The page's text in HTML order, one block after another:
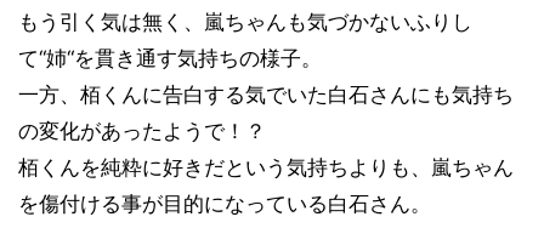
もう引く気は無く、嵐ちゃんも気づかないふりし
て“姉“を貫き通す気持ちの様子。
一方、栢くんに告白する気でいた白石さんにも気持ち
の変化があったようで！？
栢くんを純粋に好きだという気持ちよりも、嵐ちゃん
を傷付ける事が目的になっている白石さん。